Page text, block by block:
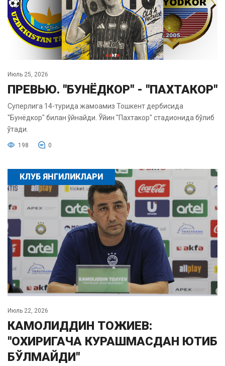
Июль 25, 2026
ПРЕВЬЮ. "БУНЁДКОР" - "ПАХТАКОР"
Суперлига 14-турида жамоамиз Тошкент дербисида
"Бунёдкор" билан ўйнайди. Ўйин "Пахтакор" стадионида бўлиб
ўтади.
198 0
КЛУБ ЯНГИЛИКЛАРИ
Июль 22, 2026
КАМОЛИДДИН ТОЖИЕВ:
"ОХИРИГАЧА КУРАШМАСДАН ЮТИБ
БЎЛМАЙДИ"